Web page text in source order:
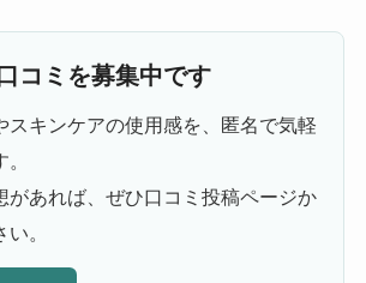
コミを募集中です
スキンケアの使用感を、匿名で気軽
があれば、ぜひ口コミ投稿ページか
。